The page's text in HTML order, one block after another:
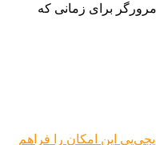
برای زمانی که